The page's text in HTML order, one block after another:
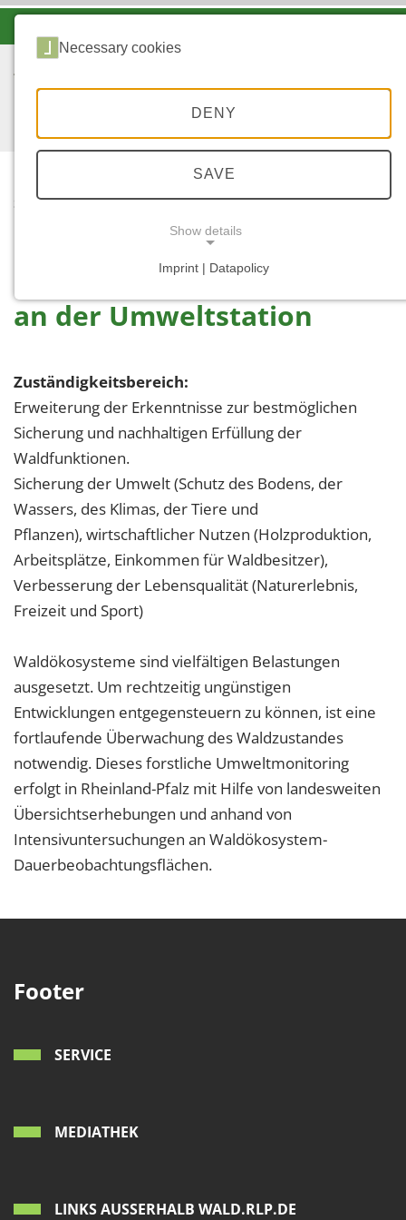
STARTSEITE
...
an der Umweltstation
Zuständigkeitsbereich:
Erweiterung der Erkenntnisse zur bestmöglichen
Sicherung und nachhaltigen Erfüllung der
Waldfunktionen.
Sicherung der Umwelt (Schutz des Bodens, der
Wassers, des Klimas, der Tiere und
Pflanzen), wirtschaftlicher Nutzen (Holzproduktion,
Arbeitsplätze, Einkommen für Waldbesitzer),
Verbesserung der Lebensqualität (Naturerlebnis,
Freizeit und Sport)
Waldökosysteme sind vielfältigen Belastungen
ausgesetzt. Um rechtzeitig ungünstigen
Entwicklungen entgegensteuern zu können, ist eine
fortlaufende Überwachung des Waldzustandes
notwendig. Dieses forstliche Umweltmonitoring
erfolgt in Rheinland-Pfalz mit Hilfe von landesweiten
Übersichtserhebungen und anhand von
Intensivuntersuchungen an Waldökosystem-
Dauerbeobachtungsflächen.
Footer
SERVICE
MEDIATHEK
LINKS AUSSERHALB WALD.RLP.DE
Necessary cookies
DENY
SAVE
Show details
Imprint | Datapolicy